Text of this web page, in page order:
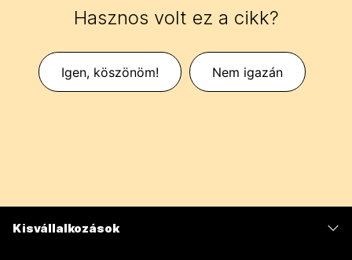
Hasznos volt ez a cikk?
Igen, köszönöm! Nem igazán
Kisvállalkozások